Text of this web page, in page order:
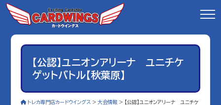
【公認】ユニオンアリーナ ユニチケ
ゲットバトル【秋葉原】
トレカ専門店カードウイングス >大会情報 > 【公認】ユニオンアリーナ ユニチケ